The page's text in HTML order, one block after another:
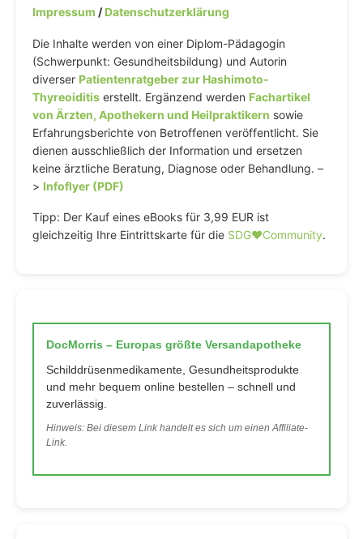
Impressum /Datenschutzerklärung
Die Inhalte werden von einer Diplom-Pädagogin
(Schwerpunkt: Gesundheitsbildung) und Autorin
diverser Patientenratgeber zur Hashimoto-
Thyreoiditis erstellt. Ergänzend werden Fachartikel
von Ärzten, Apothekern und Heilpraktikern sowie
Erfahrungsberichte von Betroffenen veröffentlicht. Sie
dienen ausschließlich der Information und ersetzen
keine ärztliche Beratung, Diagnose oder Behandlung. –
> Infoflyer (PDF)
Tipp: Der Kauf eines eBooks für 3,99 EUR ist
gleichzeitig Ihre Eintrittskarte für die SDG♥️Community.
DocMorris – Europas größte Versandapotheke
Schilddrüsenmedikamente, Gesundheitsprodukte
und mehr bequem online bestellen – schnell und
zuverlässig.
Hinweis: Bei diesem Link handelt es sich um einen Affiliate-
Link.